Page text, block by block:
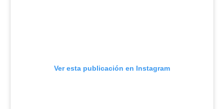
Ver esta publicación en Instagram